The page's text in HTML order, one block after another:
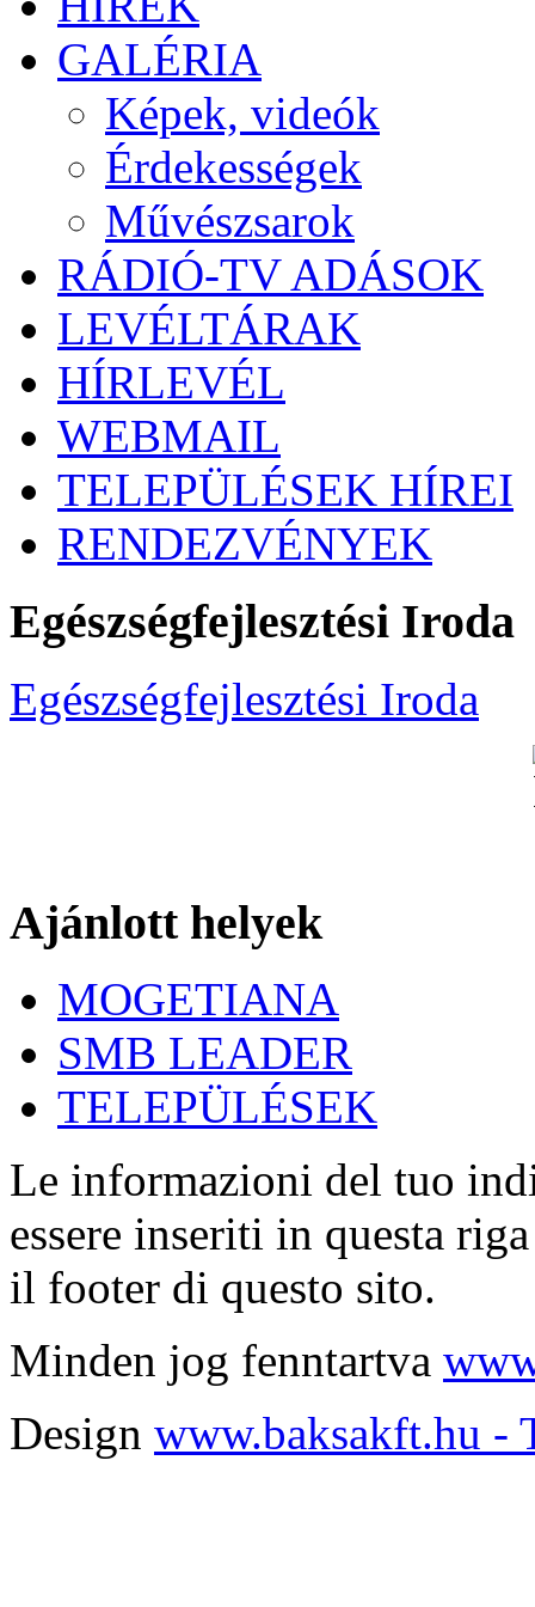
GALÉRIA
Képek, videók
Érdekességek
Művészsarok
RÁDIÓ-TV ADÁSOK
LEVÉLTÁRAK
HÍRLEVÉL
WEBMAIL
TELEPÜLÉSEK HÍREI
RENDEZVÉNYEK
Egészségfejlesztési Iroda
Egészségfejlesztési Iroda
Ajánlott helyek
MOGETIANA
SMB LEADER
TELEPÜLÉSEK
Le informazioni del tuo
essere inseriti in questa
il footer di questo sito.
Minden jog fenntartva
Design www.baksakft.hu -